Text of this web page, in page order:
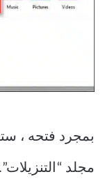
بمجرد فتحه ،
مجلد